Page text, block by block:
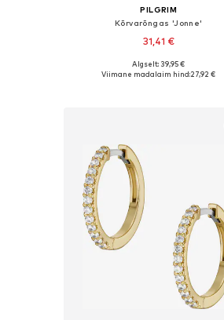
PILGRIM
Kõrvarõngas 'Jonne'
31,41 €
Saadaolevad suurused: One Size
Algselt: 39,95 €
Viimane madalaim hind:27,92 €